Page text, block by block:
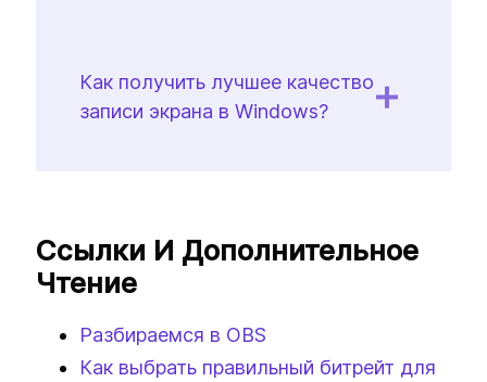
Как получить лучшее качество
записи экрана в Windows?
Ссылки И Дополнительное
Чтение
Разбираемся в OBS
Как выбрать правильный битрейт для